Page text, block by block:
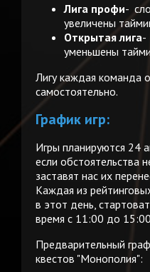
Лига профи-
увеличены
Открытая лига-
уменьшены
Лигу каждая команда
самостоятельно.
График игр:
Игры планируются 24
если обстоятельства
заставят нас их
Каждая из
в этот день,
время с 11:00 до
Предварительный
квестов "Монополия":